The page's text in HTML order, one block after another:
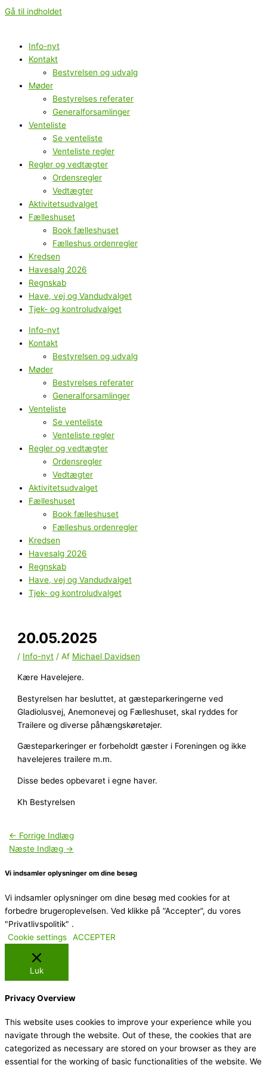
Gå til indholdet
Info-nyt
Kontakt
Bestyrelsen og udvalg
Møder
Bestyrelses referater
Generalforsamlinger
Venteliste
Se venteliste
Venteliste regler
Regler og vedtægter
Ordensregler
Vedtægter
Aktivitetsudvalget
Fælleshuset
Book fælleshuset
Fælleshus ordenregler
Kredsen
Havesalg 2026
Regnskab
Have, vej og Vandudvalget
Tjek- og kontroludvalget
Info-nyt
Kontakt
Bestyrelsen og udvalg
Møder
Bestyrelses referater
Generalforsamlinger
Venteliste
Se venteliste
Venteliste regler
Regler og vedtægter
Ordensregler
Vedtægter
Aktivitetsudvalget
Fælleshuset
Book fælleshuset
Fælleshus ordenregler
Kredsen
Havesalg 2026
Regnskab
Have, vej og Vandudvalget
Tjek- og kontroludvalget
20.05.2025
/ Info-nyt / Af Michael Davidsen
Kære Havelejere.
Bestyrelsen har besluttet, at gæsteparkeringerne ved
Gladiolusvej, Anemonevej og Fælleshuset, skal ryddes for
Trailere og diverse påhængskøretøjer.
Gæsteparkeringer er forbeholdt gæster i Foreningen og ikke
havelejeres trailere m.m.
Disse bedes opbevaret i egne haver.
Kh Bestyrelsen
← Forrige Indlæg
Næste Indlæg →
Vi indsamler oplysninger om dine besøg
Vi indsamler oplysninger om dine besøg med cookies for at
forbedre brugeroplevelsen. Ved klikke på “Accepter”, du vores
"Privatlivspolitik" .
Cookie settings
ACCEPTER
Luk
Privacy Overview
This website uses cookies to improve your experience while you
navigate through the website. Out of these, the cookies that are
categorized as necessary are stored on your browser as they are
essential for the working of basic functionalities of the website. We